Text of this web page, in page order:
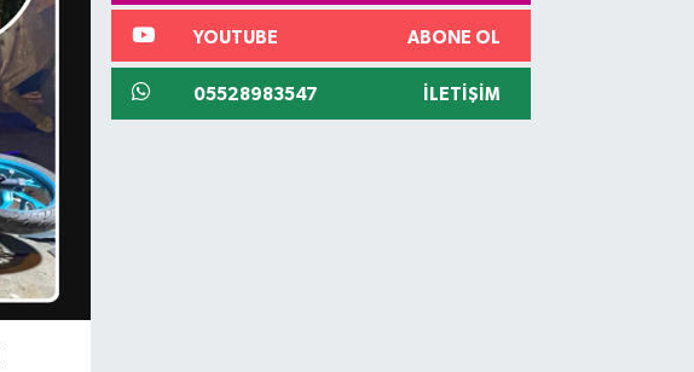
YOUTUBE ABONE OL
05528983547 İLETIŞIM